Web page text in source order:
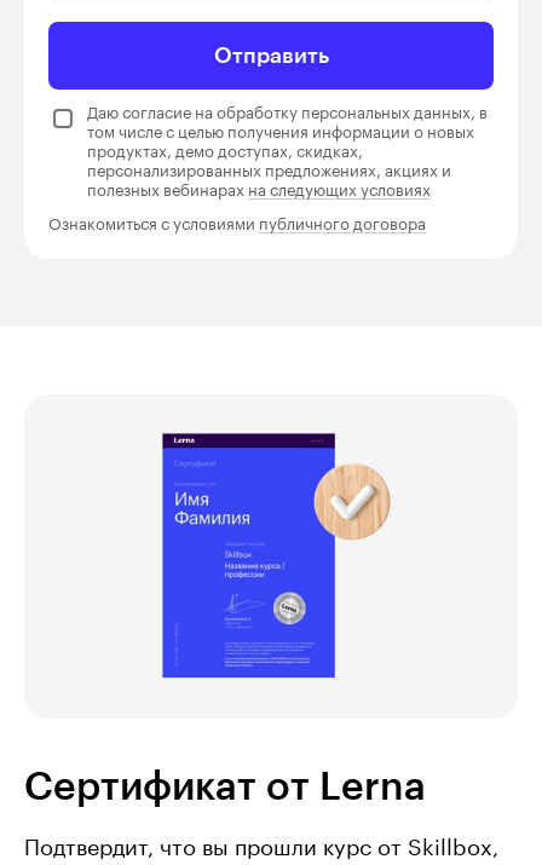
Отправить
Даю согласие на обработку персональных данных, в
том числе с целью получения информации о новых
продуктах, демо доступах, скидках,
персонализированных предложениях, акциях и
полезных вебинарах на следующих условиях
Ознакомиться с условиями публичного договора
Сертификат от Lerna
Подтвердит, что вы прошли курс от Skillbox,